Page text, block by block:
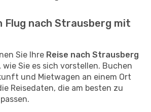
Flug nach Strausberg mit
Sie Ihre Reise nach Strausberg
wie Sie es sich vorstellen. Buchen
und Mietwagen an einem Ort
Reisedaten, die am besten zu